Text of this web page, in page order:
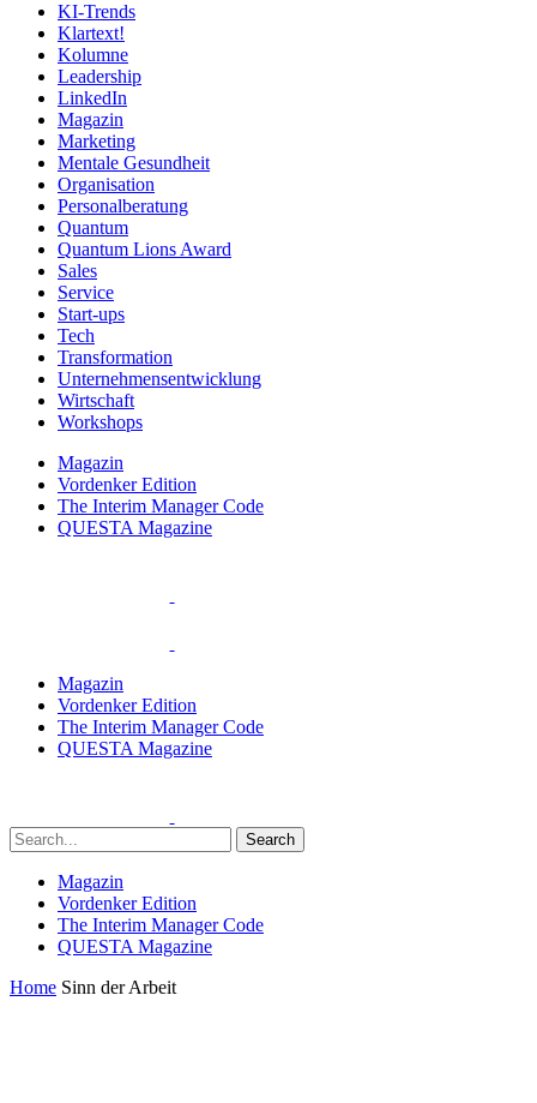
KI-Trends
Klartext!
Kolumne
Leadership
LinkedIn
Magazin
Marketing
Mentale Gesundheit
Organisation
Personalberatung
Quantum
Quantum Lions Award
Sales
Service
Start-ups
Tech
Transformation
Unternehmensentwicklung
Wirtschaft
Workshops
Magazin
Vordenker Edition
The Interim Manager Code
QUESTA Magazine
Magazin
Vordenker Edition
The Interim Manager Code
QUESTA Magazine
Search
Magazin
Vordenker Edition
The Interim Manager Code
QUESTA Magazine
Home Sinn der Arbeit